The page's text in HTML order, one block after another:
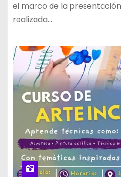
el marco de la presentación
realizada…